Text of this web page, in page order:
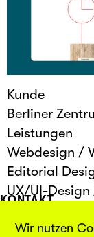
Kunde
Berliner
Leistungen
Webdesign /
Editorial
UX/UI-Design
Wir nutzen
KONTAKT